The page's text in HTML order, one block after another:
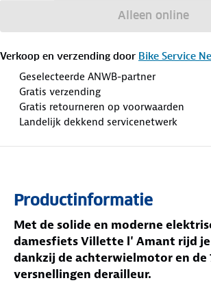
Alleen online
Verkoop en verzending door Bike Service
Geselecteerde ANWB-partner
Gratis verzending
Gratis retourneren op voorwaarden
Landelijk dekkend servicenetwerk
Productinformatie
Met de solide en moderne
damesfiets Villette l' Amant rijd
dankzij de achterwielmotor en de
versnellingen derailleur.